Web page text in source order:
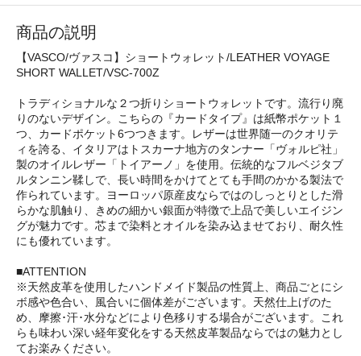
商品の説明
【VASCO/ヴァスコ】ショートウォレット/LEATHER VOYAGE
SHORT WALLET/VSC-700Z
トラディショナルな２つ折りショートウォレットです。流行り廃
りのないデザイン。こちらの『カードタイプ』は紙幣ポケット１
つ、カードポケット6つつきます。レザーは世界随一のクオリテ
ィを誇る、イタリアはトスカーナ地方のタンナー「ヴォルピ社」
製のオイルレザー「トイアーノ」を使用。伝統的なフルベジタブ
ルタンニン鞣しで、長い時間をかけてとても手間のかかる製法で
作られています。ヨーロッパ原産皮ならではのしっとりとした滑
らかな肌触り、きめの細かい銀面が特徴で上品で美しいエイジン
グが魅力です。芯まで染料とオイルを染み込ませており、耐久性
にも優れています。
■ATTENTION
※天然皮革を使用したハンドメイド製品の性質上、商品ごとにシ
ボ感や色合い、風合いに個体差がございます。天然仕上げのた
め、摩擦･汗･水分などにより色移りする場合がございます。これ
らも味わい深い経年変化をする天然皮革製品ならではの魅力とし
てお楽みください。